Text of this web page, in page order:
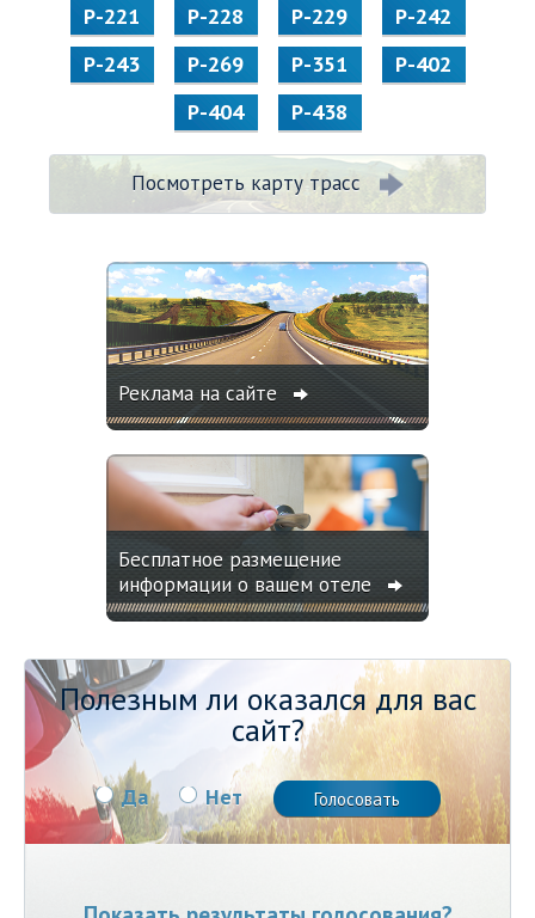
Р-221
Р-228 Р-229
Р-242
Р-243
Р-269 Р-351
Р-402
Р-404
Р-438
Посмотреть карту трасс
Реклама на сайте
Бесплатное размещение
информации о вашем отеле
Полезным ли оказался для вас
сайт?
Да Нет